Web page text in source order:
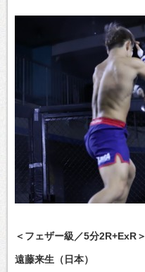
＜フェザー級／5分2R+ExR＞
遠藤来生（日本）